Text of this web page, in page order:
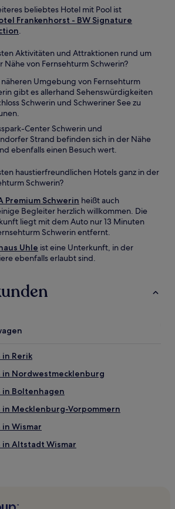
beliebtes Hotel mit Pool ist
Frankenhorst - BW Signature
.
Aktivitäten und Attraktionen rund um
Nähe von Fernsehturm Schwerin?
Umgebung von Fernsehturm
gibt es allerhand Sehenswürdigkeiten
Schwerin und Schweriner See zu
Center Schwerin und
Strand befinden sich in der Nähe
ebenfalls einen Besuch wert.
haustierfreundlichen Hotels ganz in der
Schwerin?
Premium Schwerin heißt auch
Begleiter herzlich willkommen. Die
liegt mit dem Auto nur 13 Minuten
Schwerin entfernt.
Uhle ist eine Unterkunft, in der
ebenfalls erlaubt sind.
Rerik
Nordwestmecklenburg
Boltenhagen
Mecklenburg-Vorpommern
Wismar
Altstadt Wismar